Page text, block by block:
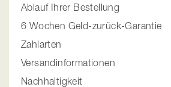
Ablauf Ihrer Bestellung
6 Wochen Geld-zurück-Garantie
Zahlarten
Versandinformationen
Nachhaltigkeit